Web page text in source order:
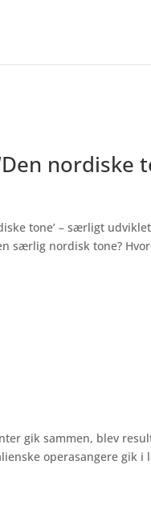
nordiske
tone’ – særligt
særlig nordisk tone?
gik sammen, blev
operasangere gik